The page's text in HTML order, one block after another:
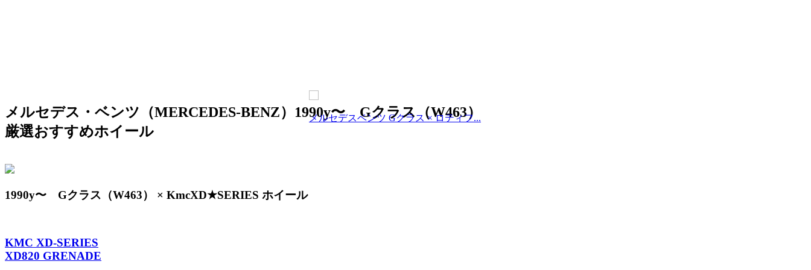
メルセデスベンツ Gクラス × ロティフ...
メルセデス・ベンツ（MERCEDES-BENZ）1990y〜 Gクラス（W463）
厳選おすすめホイール
1990y〜 Gクラス（W463） × KmcXD★SERIES ホイール
KMC XD-SERIES
XD820 GRENADE